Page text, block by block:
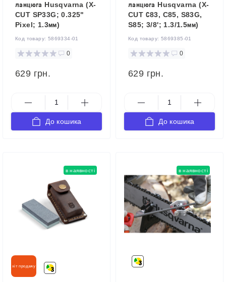
ланцюга Husqvarna (X-
CUT SP33G; 0.325"
Pixel; 1.3мм)
Код товару: 5869334-01
0
629 грн.
До кошика
ланцюга Husqvarna (X-
CUT С83, C85, S83G,
S85; 3/8'; 1.3/1.5мм)
Код товару: 5869385-01
0
629 грн.
До кошика
в наявності
хіт продажу
в наявності